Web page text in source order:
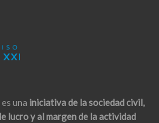
una iniciativa de la sociedad civil,
lucro y al margen de la actividad